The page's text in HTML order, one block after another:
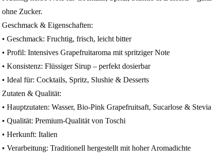
ohne Zucker.
Geschmack & Eigenschaften:
• Geschmack: Fruchtig, frisch, leicht bitter
• Profil: Intensives Grapefruitaroma mit spritziger Note
• Konsistenz: Flüssiger Sirup – perfekt dosierbar
• Ideal für: Cocktails, Spritz, Slushie & Desserts
Zutaten & Qualität:
• Hauptzutaten: Wasser, Bio-Pink Grapefruitsaft, Sucarlose & Stevia
• Qualität: Premium-Qualität von Toschi
• Herkunft: Italien
• Verarbeitung: Traditionell hergestellt mit hoher Aromadichte